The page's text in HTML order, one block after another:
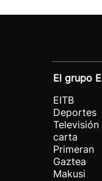
El grupo
EITB
Deportes
Televisión
carta
Primeran
Gaztea
Makusi